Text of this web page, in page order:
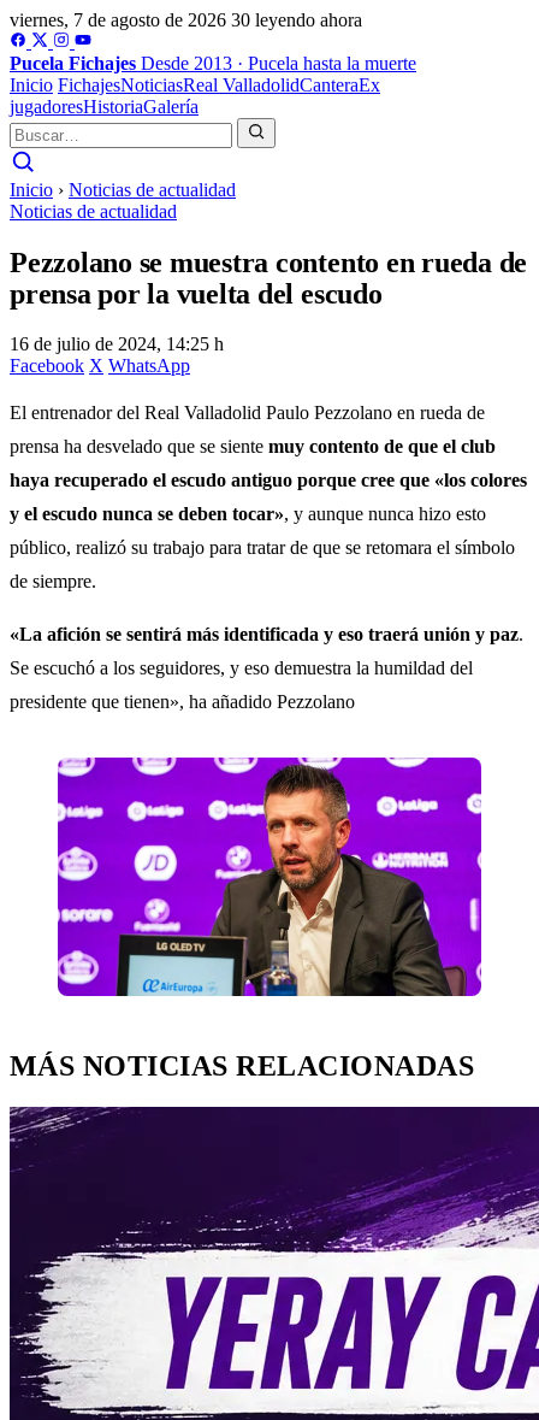
viernes, 7 de agosto de 2026 30 leyendo ahora
Pucela Fichajes Desde 2013 · Pucela hasta la muerte
Inicio FichajesNoticiasReal ValladolidCanteraEx
jugadoresHistoriaGalería
Inicio › Noticias de actualidad
Noticias de actualidad
Pezzolano se muestra contento en rueda de
prensa por la vuelta del escudo
16 de julio de 2024, 14:25 h
Facebook X WhatsApp
El entrenador del Real Valladolid Paulo Pezzolano en rueda de
prensa ha desvelado que se siente muy contento de que el club
haya recuperado el escudo antiguo porque cree que «los colores
y el escudo nunca se deben tocar», y aunque nunca hizo esto
público, realizó su trabajo para tratar de que se retomara el símbolo
de siempre.
«La afición se sentirá más identificada y eso traerá unión y paz.
Se escuchó a los seguidores, y eso demuestra la humildad del
presidente que tienen», ha añadido Pezzolano
MÁS NOTICIAS RELACIONADAS